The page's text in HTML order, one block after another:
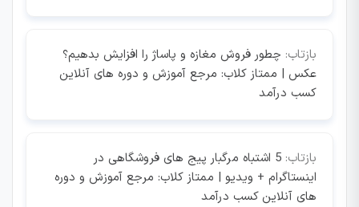
بازتاب: چطور فروش مغازه و پاساژ را افزایش بدهیم؟
عکس | ممتاز کلاب: مرجع آموزش و دوره های آنلاین
کسب درآمد
بازتاب:
5 اشتباه مرگبار پیج های فروشگاهی در
اینستاگرام + ویدیو | ممتاز کلاب: مرجع آموزش و دوره
های آنلاین کسب درآمد